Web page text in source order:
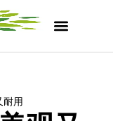
耐用